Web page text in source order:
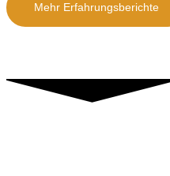
Mehr Erfahrungsberichte